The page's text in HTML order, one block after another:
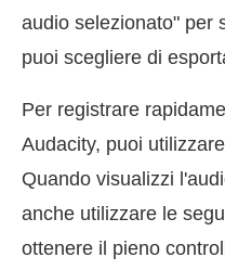
audio selezionato" per
puoi scegliere di
Per registrare
Audacity, puoi
Quando visualizzi
anche utilizzare le
ottenere il pieno